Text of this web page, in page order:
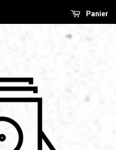
Panier